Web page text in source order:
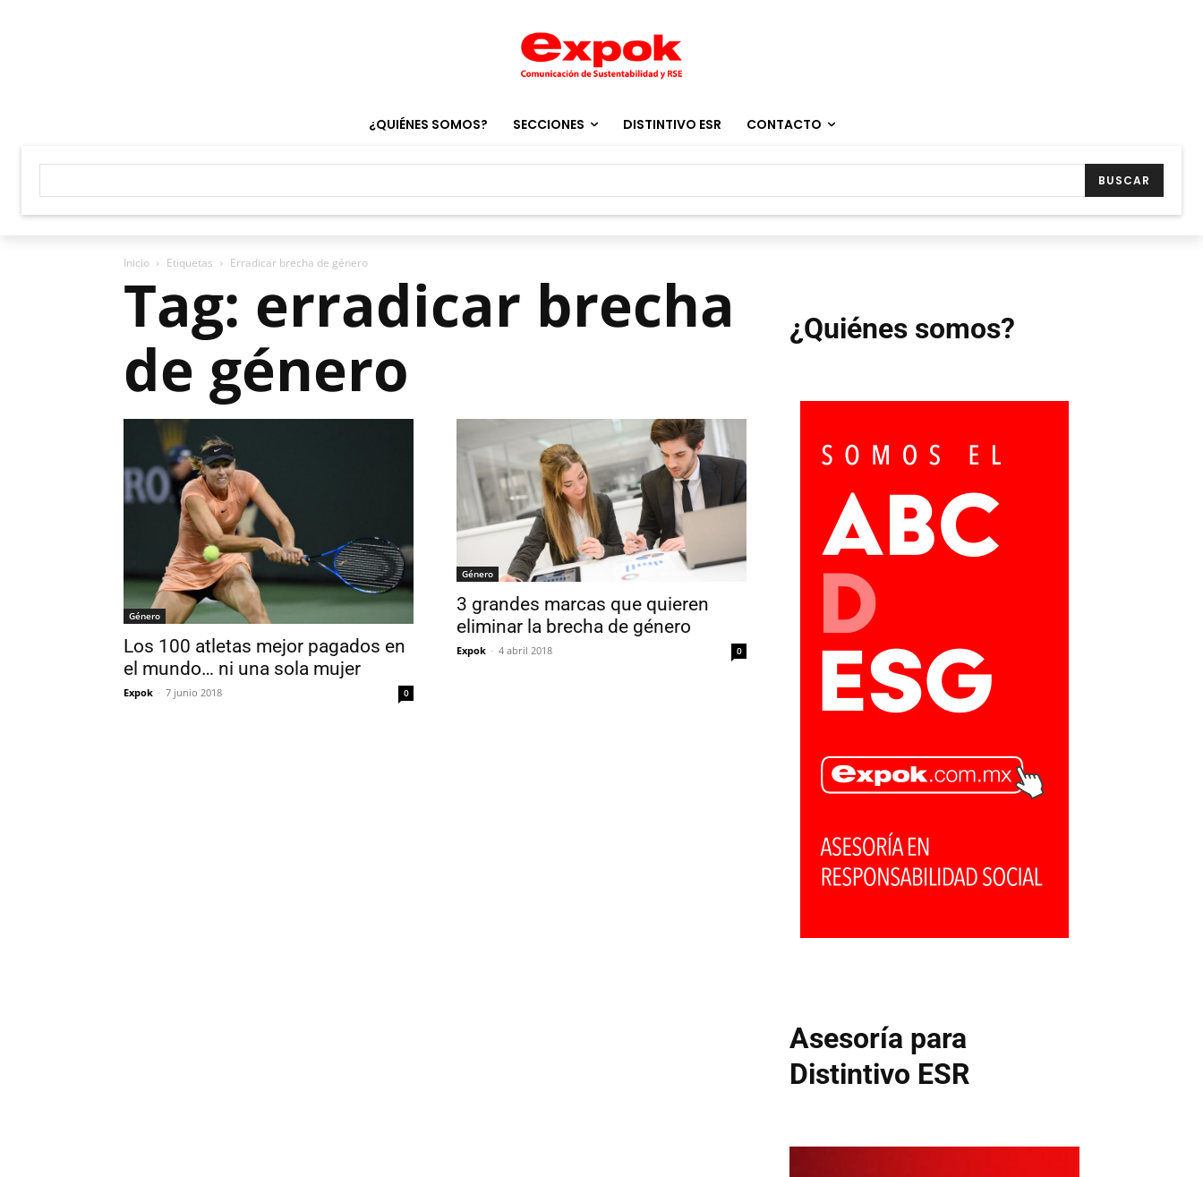
¿QUIÉNES SOMOS? SECCIONES DISTINTIVO ESR CONTACTO
BUSCAR
Inicio Etiquetas Erradicar brecha de género
Tag: erradicar brecha
de género
Género
Los 100 atletas mejor pagados en
el mundo… ni una sola mujer
Expok - 7 junio 2018 0
Género
3 grandes marcas que quieren
eliminar la brecha de género
Expok - 4 abril 2018 0
¿Quiénes somos?
Asesoría para
Distintivo ESR